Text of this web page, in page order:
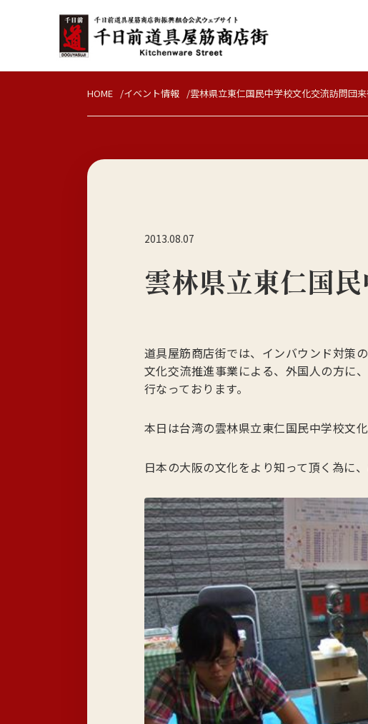
HOME イベント情報 雲林県立東仁国民中学校文化交流訪問団
2013.08.07
雲林県立東仁国
道具屋筋商店街では、インバウンド対策の
文化交流推進事業による、外国人の方に
行なっております。
本日は台湾の雲林県立東仁国民中学校文
日本の大阪の文化をより知って頂く為に